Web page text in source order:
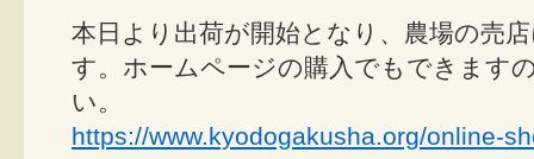
本日より出荷が開始となり、農場の売
す。ホームページの購入でもできます
い。
https://www.kyodogakusha.org/online-